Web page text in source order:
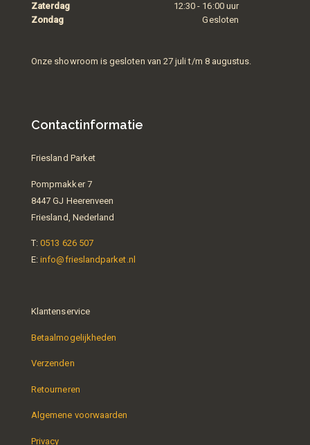
Zaterdag
12:30 - 16:00 uur
Zondag
Gesloten
Onze showroom is gesloten van 27 juli t/m 8 augustus.
Contactinformatie
Friesland Parket
Pompmakker 7
8447 GJ Heerenveen
Friesland, Nederland
T:0513 626 507
E:info@frieslandparket.nl
Klantenservice
Betaalmogelijkheden
Verzenden
Retourneren
Algemene voorwaarden
Privacy